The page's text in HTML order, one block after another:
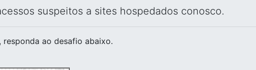
suspeitos a sites hospedados conosco.
, responda ao desafio abaixo.